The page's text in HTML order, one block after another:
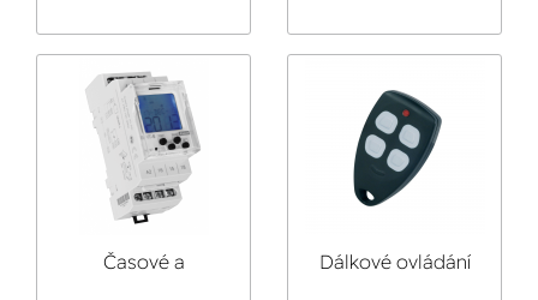
BIURO
Časové a
Dálkové ovládání